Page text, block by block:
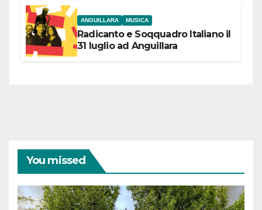
ANGUILLARA MUSICA
Radicanto e Soqquadro Italiano il
31 luglio ad Anguillara
You missed